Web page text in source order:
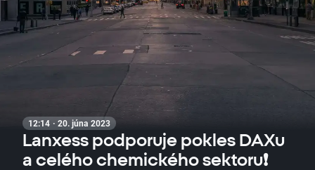
12:14 · 20. júna 2023
Lanxess podporuje pokles DAXu
a celého chemického sektoru❗